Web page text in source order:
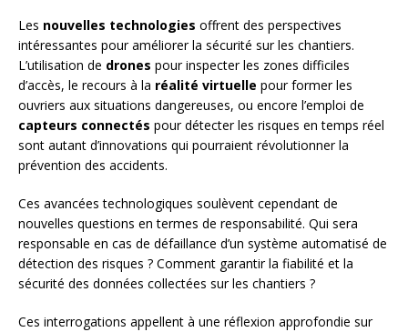
Les nouvelles technologies offrent des perspectives
intéressantes pour améliorer la sécurité sur les chantiers.
L’utilisation de drones pour inspecter les zones difficiles
d’accès, le recours à la réalité virtuelle pour former les
ouvriers aux situations dangereuses, ou encore l’emploi de
capteurs connectés pour détecter les risques en temps réel
sont autant d’innovations qui pourraient révolutionner la
prévention des accidents.
Ces avancées technologiques soulèvent cependant de
nouvelles questions en termes de responsabilité. Qui sera
responsable en cas de défaillance d’un système automatisé de
détection des risques ? Comment garantir la fiabilité et la
sécurité des données collectées sur les chantiers ?
Ces interrogations appellent à une réflexion approfondie sur